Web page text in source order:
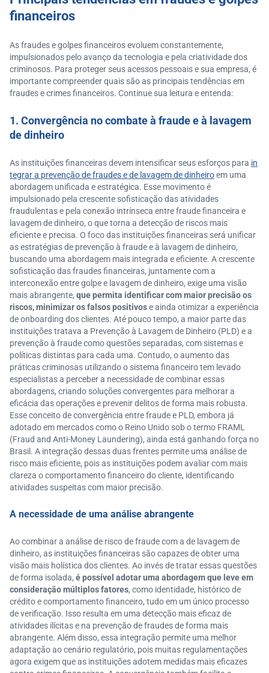
financeiros
As fraudes e golpes financeiros evoluem constantemente,
impulsionados pelo avanço da tecnologia e pela criatividade dos
criminosos. Para proteger seus acessos pessoais e sua empresa, é
importante compreender quais são as principais tendências em
fraudes e crimes financeiros. Continue sua leitura e entenda:
1. Convergência no combate à fraude e à lavagem
de dinheiro
As instituições financeiras devem intensificar seus esforços para in
tegrar a prevenção de fraudes e de lavagem de dinheiroem uma
abordagem unificada e estratégica. Esse movimento é
impulsionado pela crescente sofisticação das atividades
fraudulentas e pela conexão intrínseca entre fraude financeira e
lavagem de dinheiro, o que torna a detecção de riscos mais
eficiente e precisa. O foco das instituições financeiras será unificar
as estratégias de prevenção à fraude e à lavagem de dinheiro,
buscando uma abordagem mais integrada e eficiente. A crescente
sofisticação das fraudes financeiras, juntamente com a
interconexão entre golpe e lavagem de dinheiro, exige uma visão
mais abrangente, que permita identificar com maior precisão os
riscos, minimizar os falsos positivose ainda otimizar a experiência
de onboarding dos clientes. Até pouco tempo, a maior parte das
instituições tratava a Prevenção à Lavagem de Dinheiro (PLD) e a
prevenção à fraude como questões separadas, com sistemas e
políticas distintas para cada uma. Contudo, o aumento das
práticas criminosas utilizando o sistema financeiro tem levado
especialistas a perceber a necessidade de combinar essas
abordagens, criando soluções convergentes para melhorar a
eficácia das operações e prevenir delitos de forma mais robusta.
Esse conceito de convergência entre fraude e PLD, embora já
adotado em mercados como o Reino Unido sob o termo FRAML
(Fraud and Anti-Money Laundering), ainda está ganhando força no
Brasil. A integração dessas duas frentes permite uma análise de
risco mais eficiente, pois as instituições podem avaliar com mais
clareza o comportamento financeiro do cliente, identificando
atividades suspeitas com maior precisão.
A necessidade de uma análise abrangente
Ao combinar a análise de risco de fraude com a de lavagem de
dinheiro, as instituições financeiras são capazes de obter uma
visão mais holística dos clientes. Ao invés de tratar essas questões
de forma isolada, é possível adotar uma abordagem que leve em
consideração múltiplos fatores, como identidade, histórico de
crédito e comportamento financeiro, tudo em um único processo
de verificação. Isso resulta em uma detecção mais eficaz de
atividades ilícitas e na prevenção de fraudes de forma mais
abrangente. Além disso, essa integração permite uma melhor
adaptação ao cenário regulatório, pois muitas regulamentações
agora exigem que as instituições adotem medidas mais eficazes